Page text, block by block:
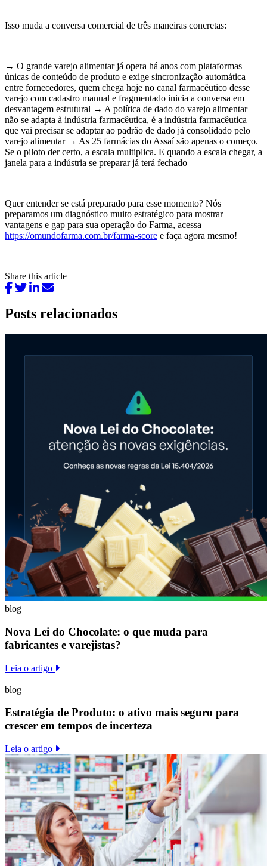
Isso muda a conversa comercial de três maneiras concretas:
→ O grande varejo alimentar já opera há anos com plataformas
únicas de conteúdo de produto e exige sincronização automática
entre fornecedores, quem chega hoje no canal farmacêutico desse
varejo com cadastro manual e fragmentado inicia a conversa em
desvantagem estrutural → A política de dado do varejo alimentar
não se adapta à indústria farmacêutica, é a indústria farmacêutica
que vai precisar se adaptar ao padrão de dado já consolidado pelo
varejo alimentar → As 25 farmácias do Assaí são apenas o começo.
Se o piloto der certo, a escala multiplica. E quando a escala chegar, a
janela para a indústria se preparar já terá fechado
Quer entender se está preparado para esse momento? Nós
preparamos um diagnóstico muito estratégico para mostrar
vantagens e gap para sua operação do Farma, acessa
https://omundofarma.com.br/farma-score e faça agora mesmo!
Share this article
Posts relacionados
blog
Nova Lei do Chocolate: o que muda para
fabricantes e varejistas?
Leia o artigo
blog
Estratégia de Produto: o ativo mais seguro para
crescer em tempos de incerteza
Leia o artigo